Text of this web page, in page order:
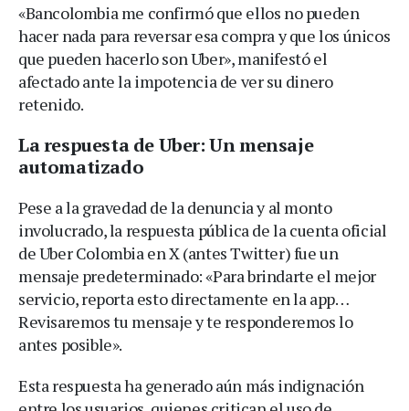
«Bancolombia me confirmó que ellos no pueden
hacer nada para reversar esa compra y que los únicos
que pueden hacerlo son Uber», manifestó el
afectado ante la impotencia de ver su dinero
retenido.
La respuesta de Uber: Un mensaje
automatizado
Pese a la gravedad de la denuncia y al monto
involucrado, la respuesta pública de la cuenta oficial
de Uber Colombia en X (antes Twitter) fue un
mensaje predeterminado: «Para brindarte el mejor
servicio, reporta esto directamente en la app…
Revisaremos tu mensaje y te responderemos lo
antes posible».
Esta respuesta ha generado aún más indignación